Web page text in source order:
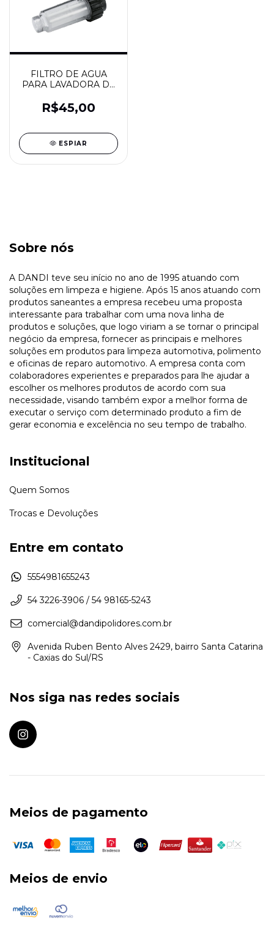
FILTRO DE AGUA
PARA LAVADORA DE
174PSI - KERS
R$45,00
ESPIAR
Sobre nós
A DANDI teve seu início no ano de 1995 atuando com
soluções em limpeza e higiene. Após 15 anos atuando com
produtos saneantes a empresa recebeu uma proposta
interessante para trabalhar com uma nova linha de
produtos e soluções, que logo viriam a se tornar o principal
negócio da empresa, fornecer as principais e melhores
soluções em produtos para limpeza automotiva, polimento
e oficinas de reparo automotivo. A empresa conta com
colaboradores experientes e preparados para lhe ajudar a
escolher os melhores produtos de acordo com sua
necessidade, visando também expor a melhor forma de
executar o serviço com determinado produto a fim de
gerar economia e excelência no seu tempo de trabalho.
Institucional
Quem Somos
Trocas e Devoluções
Entre em contato
5554981655243
54 3226-3906 / 54 98165-5243
comercial@dandipolidores.com.br
Avenida Ruben Bento Alves 2429, bairro Santa Catarina
- Caxias do Sul/RS
Nos siga nas redes sociais
Meios de pagamento
Meios de envio